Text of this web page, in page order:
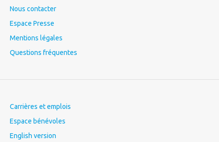
Nous contacter
Espace Presse
Mentions légales
Questions fréquentes
Carrières et emplois
Espace bénévoles
English version